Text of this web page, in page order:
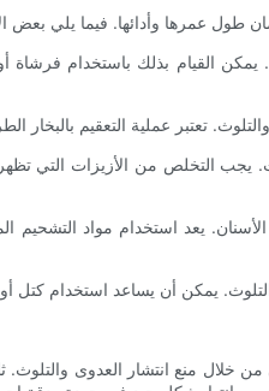
خلال منع انتشار العدوى